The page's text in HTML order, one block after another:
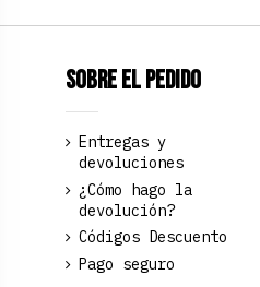
Sobre el pedido
Entregas y
devoluciones
¿Cómo hago la
devolución?
Códigos Descuento
Pago seguro